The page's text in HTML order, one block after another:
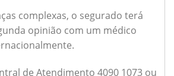
complexas, o segurado terá
opinião com um médico
de Atendimento 4090 1073 ou